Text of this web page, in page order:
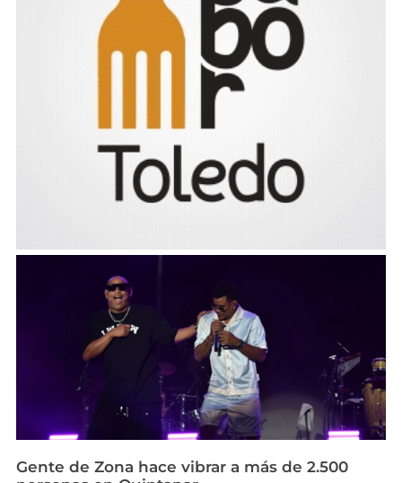
Gente de Zona hace vibrar a más de 2.500